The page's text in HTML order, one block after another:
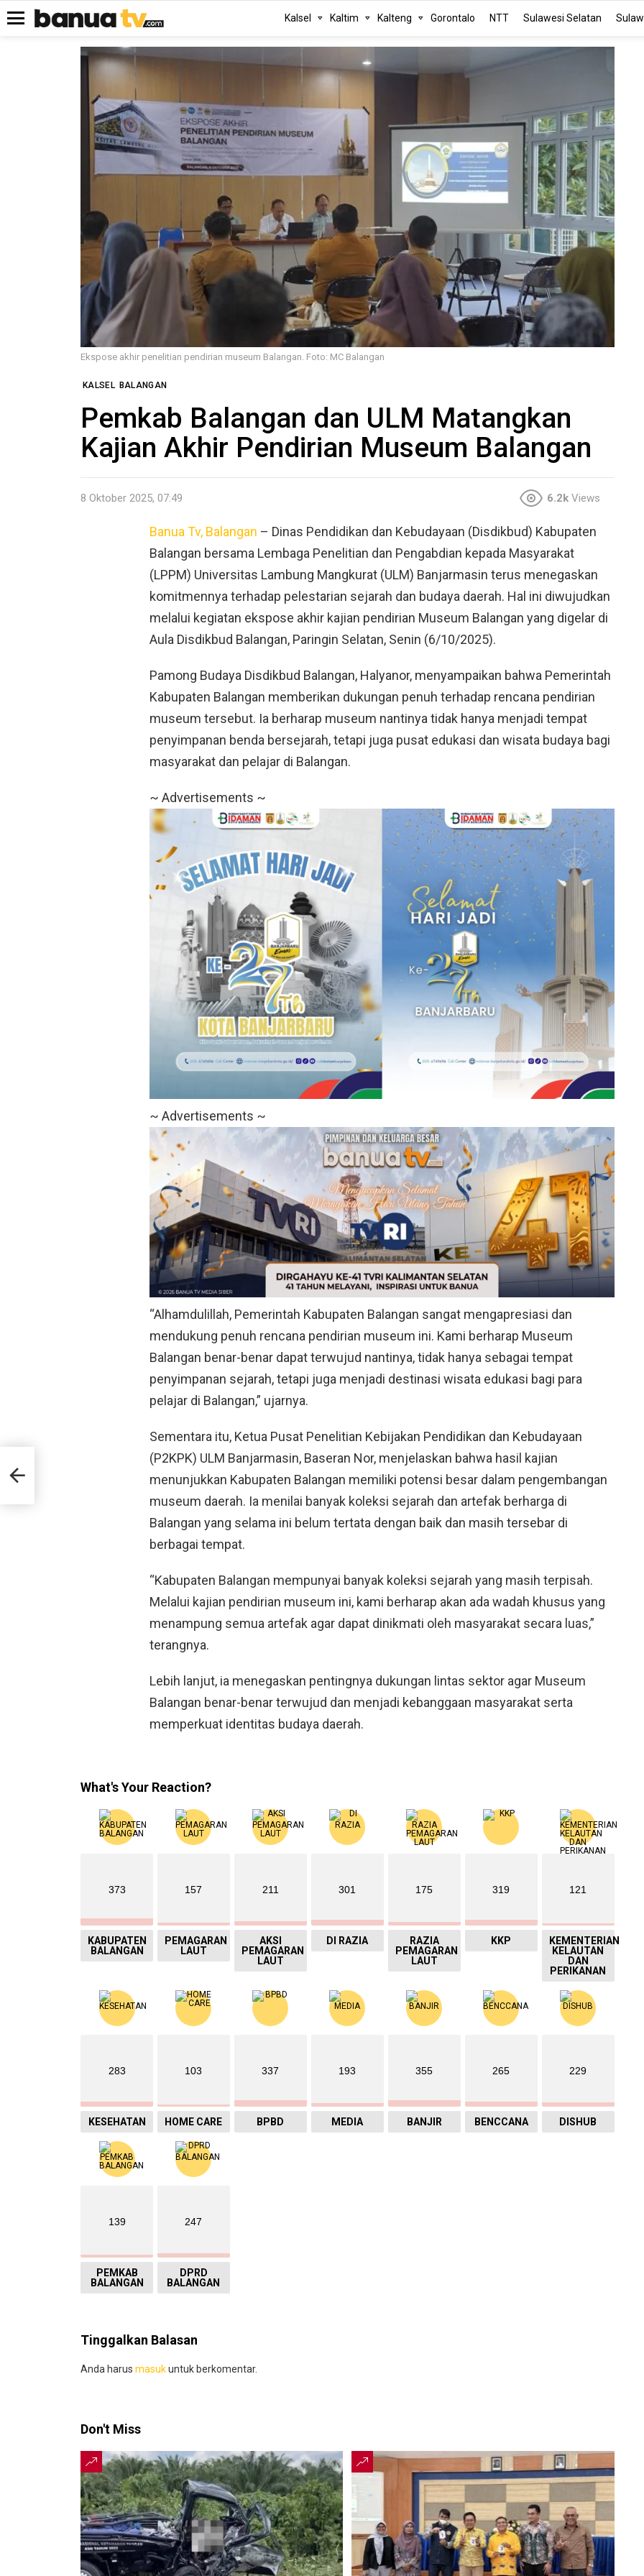
Kalsel Kaltim Kalteng Gorontalo NTT Sulawesi Selatan
Ekspose akhir penelitian pendirian museum Balangan. Foto: MC Balangan
KALSEL BALANGAN
Pemkab Balangan dan ULM Matangkan
Kajian Akhir Pendirian Museum Balangan
8 Oktober 2025, 07:49 6.2k Views
Banua Tv, Balangan – Dinas Pendidikan dan Kebudayaan (Disdikbud) Kabupaten
Balangan bersama Lembaga Penelitian dan Pengabdian kepada Masyarakat
(LPPM) Universitas Lambung Mangkurat (ULM) Banjarmasin terus menegaskan
komitmennya terhadap pelestarian sejarah dan budaya daerah. Hal ini diwujudkan
melalui kegiatan ekspose akhir kajian pendirian Museum Balangan yang digelar di
Aula Disdikbud Balangan, Paringin Selatan, Senin (6/10/2025).
Pamong Budaya Disdikbud Balangan, Halyanor, menyampaikan bahwa Pemerintah
Kabupaten Balangan memberikan dukungan penuh terhadap rencana pendirian
museum tersebut. Ia berharap museum nantinya tidak hanya menjadi tempat
penyimpanan benda bersejarah, tetapi juga pusat edukasi dan wisata budaya bagi
masyarakat dan pelajar di Balangan.
~ Advertisements ~
~ Advertisements ~
“Alhamdulillah, Pemerintah Kabupaten Balangan sangat mengapresiasi dan
mendukung penuh rencana pendirian museum ini. Kami berharap Museum
Balangan benar-benar dapat terwujud nantinya, tidak hanya sebagai tempat
penyimpanan sejarah, tetapi juga menjadi destinasi wisata edukasi bagi para
pelajar di Balangan,” ujarnya.
Sementara itu, Ketua Pusat Penelitian Kebijakan Pendidikan dan Kebudayaan
(P2KPK) ULM Banjarmasin, Baseran Nor, menjelaskan bahwa hasil kajian
menunjukkan Kabupaten Balangan memiliki potensi besar dalam pengembangan
museum daerah. Ia menilai banyak koleksi sejarah dan artefak berharga di
Balangan yang selama ini belum tertata dengan baik dan masih tersebar di
berbagai tempat.
“Kabupaten Balangan mempunyai banyak koleksi sejarah yang masih terpisah.
Melalui kajian pendirian museum ini, kami berharap akan ada wadah khusus yang
menampung semua artefak agar dapat dinikmati oleh masyarakat secara luas,”
terangnya.
Lebih lanjut, ia menegaskan pentingnya dukungan lintas sektor agar Museum
Balangan benar-benar terwujud dan menjadi kebanggaan masyarakat serta
memperkuat identitas budaya daerah.
What's Your Reaction?
373
KABUPATEN
BALANGAN
157
PEMAGARAN
LAUT
211
AKSI
PEMAGARAN
LAUT
301
DI RAZIA
175
RAZIA
PEMAGARAN
LAUT
319
KKP
121
KEMENTERIAN
KELAUTAN
DAN
PERIKANAN
283
KESEHATAN
103
HOME CARE
337
BPBD
193
MEDIA
355
BANJIR
265
BENCCANA
229
DISHUB
139
PEMKAB
BALANGAN
247
DPRD
BALANGAN
Tinggalkan Balasan
Anda harus masukuntuk berkomentar.
Don't Miss